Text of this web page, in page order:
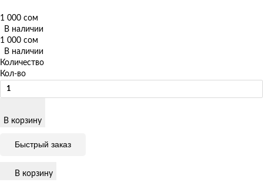
1 000 сом
В наличии
1 000 сом
В наличии
Количество
Кол-во
В корзину
Быстрый заказ
В корзину